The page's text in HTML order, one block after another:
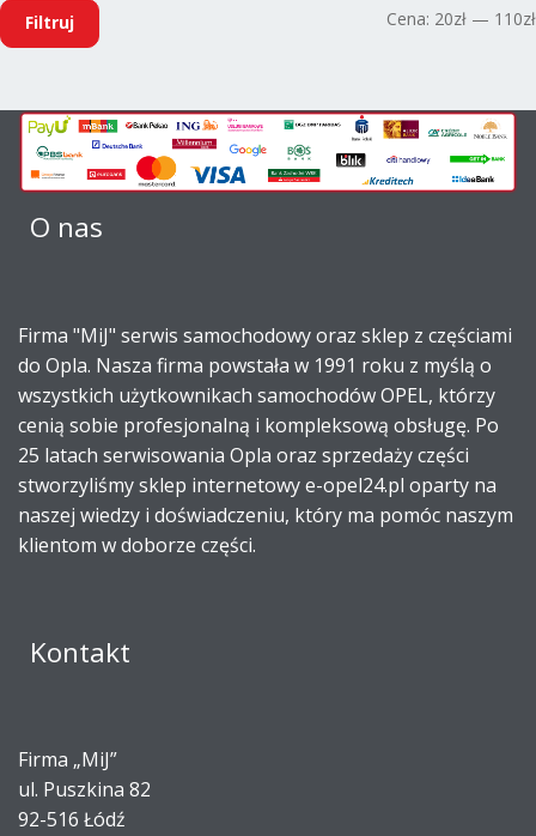
Filtruj Cena: 20zł — 110zł
O nas
Firma "MiJ" serwis samochodowy oraz sklep z częściami
do Opla. Nasza firma powstała w 1991 roku z myślą o
wszystkich użytkownikach samochodów OPEL, którzy
cenią sobie profesjonalną i kompleksową obsługę. Po
25 latach serwisowania Opla oraz sprzedaży części
stworzyliśmy sklep internetowy e-opel24.pl oparty na
naszej wiedzy i doświadczeniu, który ma pomóc naszym
klientom w doborze części.
Kontakt
Firma „MiJ”
ul. Puszkina 82
92-516 Łódź